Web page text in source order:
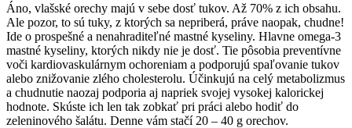
Áno, vlašské orechy majú v sebe dosť tukov. Až 70% z ich obsahu.
Ale pozor, to sú tuky, z ktorých sa nepriberá, práve naopak, chudne!
Ide o prospešné a nenahraditeľné mastné kyseliny. Hlavne omega-3
mastné kyseliny, ktorých nikdy nie je dosť. Tie pôsobia preventívne
voči kardiovaskulárnym ochoreniam a podporujú spaľovanie tukov
alebo znižovanie zlého cholesterolu. Účinkujú na celý metabolizmus
a chudnutie naozaj podporia aj napriek svojej vysokej kalorickej
hodnote. Skúste ich len tak zobkať pri práci alebo hodiť do
zeleninového šalátu. Denne vám stačí 20 – 40 g orechov.